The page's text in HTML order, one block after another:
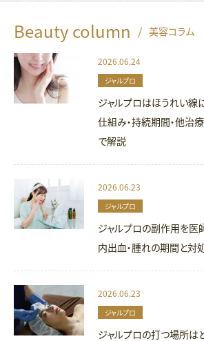
Beauty column / 美容コラム
2026.06.24
ジャルプロ
ジャルプロはほうれい線
仕組み・持続期間・他治
で解説
2026.06.23
ジャルプロ
ジャルプロの副作用を医
内出血・腫れの期間と対
2026.06.23
ジャルプロ
ジャルプロの打つ場所は